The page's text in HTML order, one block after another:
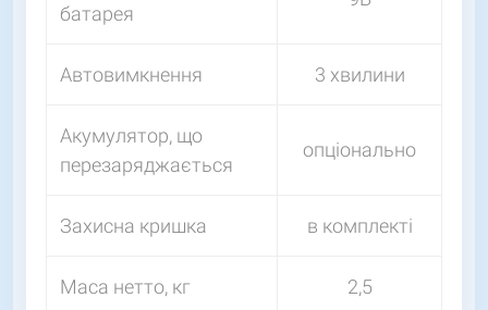
батарея
Автовимкнення 3 хвилини
Акумулятор, що
перезаряджається
опціонально
Захисна кришка в комплекті
Маса нетто, кг 2,5